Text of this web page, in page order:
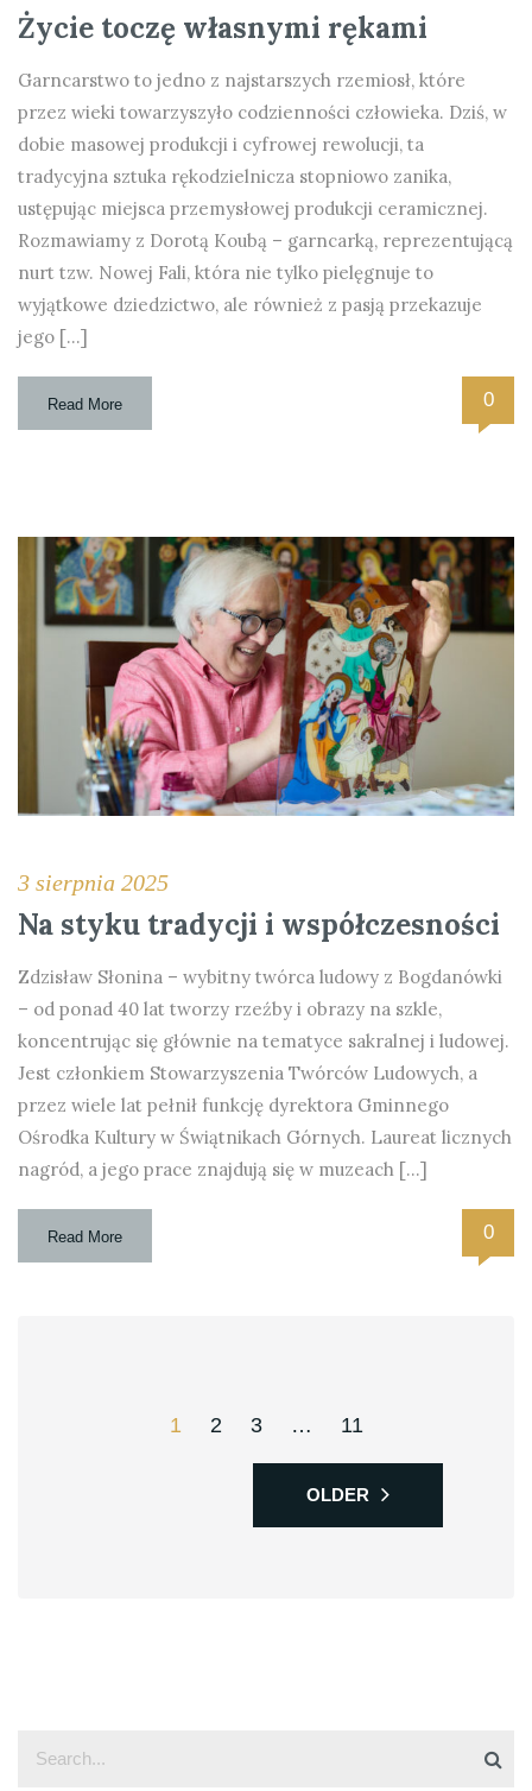
Życie toczę własnymi rękami
Garncarstwo to jedno z najstarszych rzemiosł, które
przez wieki towarzyszyło codzienności człowieka. Dziś, w
dobie masowej produkcji i cyfrowej rewolucji, ta
tradycyjna sztuka rękodzielnicza stopniowo zanika,
ustępując miejsca przemysłowej produkcji ceramicznej.
Rozmawiamy z Dorotą Koubą – garncarką, reprezentującą
nurt tzw. Nowej Fali, która nie tylko pielęgnuje to
wyjątkowe dziedzictwo, ale również z pasją przekazuje
jego […]
Read More 0
3 sierpnia 2025
Na styku tradycji i współczesności
Zdzisław Słonina – wybitny twórca ludowy z Bogdanówki
– od ponad 40 lat tworzy rzeźby i obrazy na szkle,
koncentrując się głównie na tematyce sakralnej i ludowej.
Jest członkiem Stowarzyszenia Twórców Ludowych, a
przez wiele lat pełnił funkcję dyrektora Gminnego
Ośrodka Kultury w Świątnikach Górnych. Laureat licznych
nagród, a jego prace znajdują się w muzeach […]
Read More 0
1 2 3 … 11
OLDER